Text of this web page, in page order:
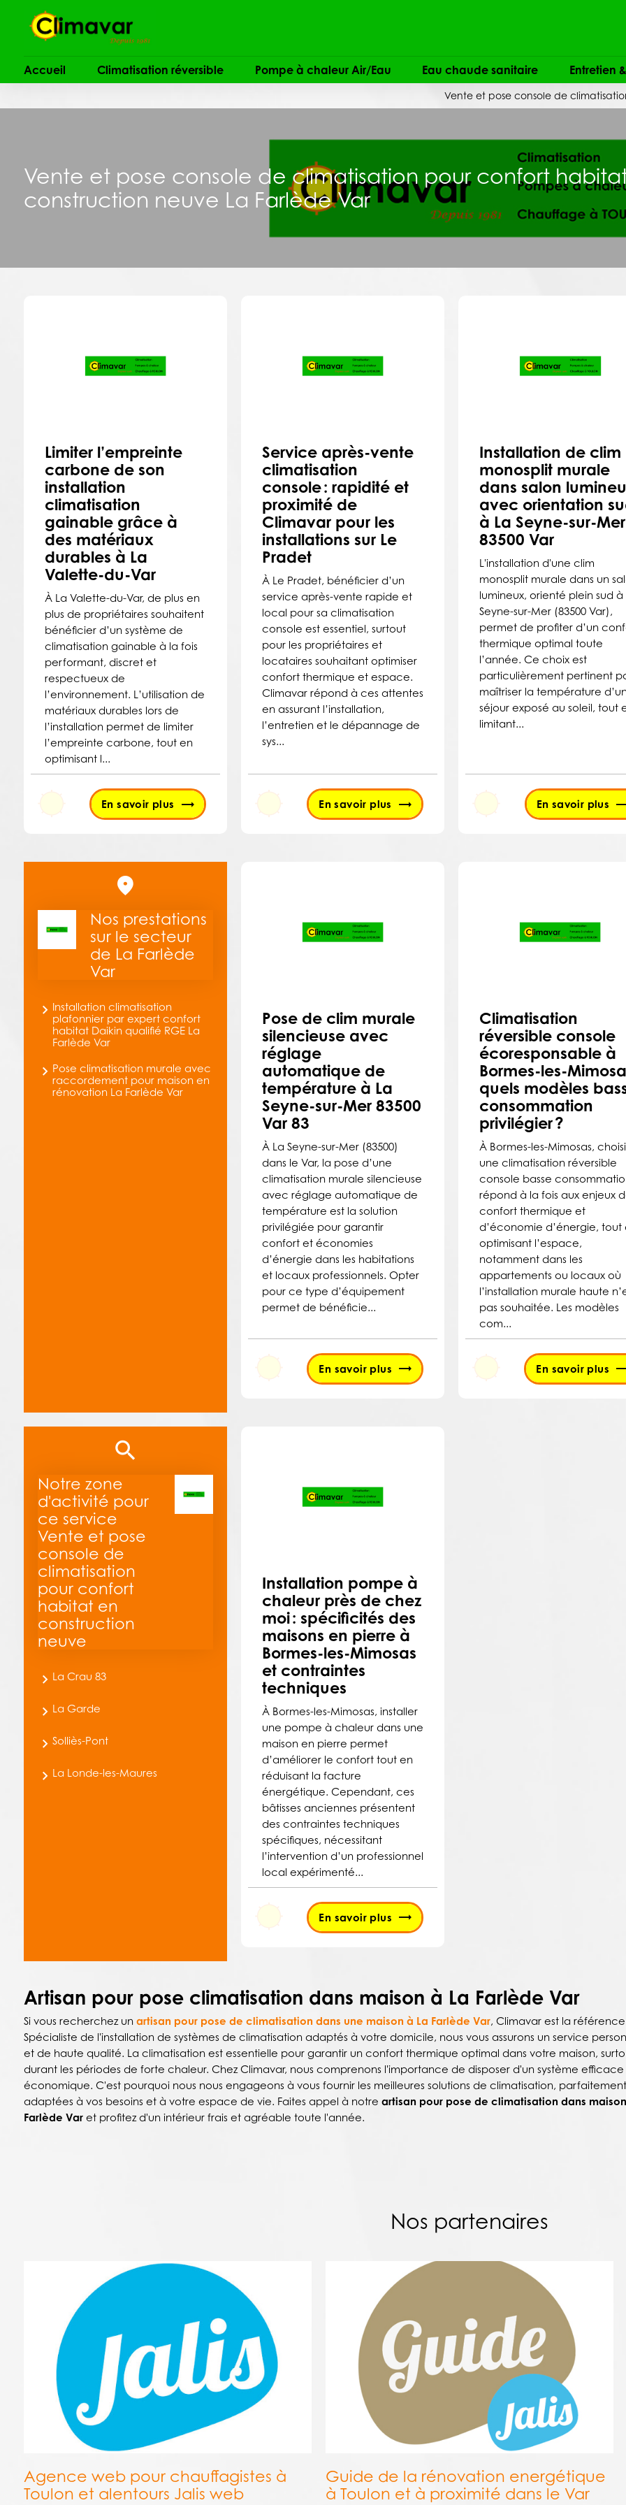
Accueil Climatisation réversible Pompe à chaleur Air/Eau Eau chaude sanitaire Entretien
Vente et pose console de
Vente et pose console de climatisation pour confort
construction neuve La Farlède Var
Limiter l’empreinte
carbone de son
installation
climatisation
gainable grâce à
des matériaux
durables à La
Valette-du-Var
À La Valette-du-Var, de plus en
plus de propriétaires souhaitent
bénéficier d’un système de
climatisation gainable à la fois
performant, discret et
respectueux de
l’environnement. L’utilisation de
matériaux durables lors de
l’installation permet de limiter
l’empreinte carbone, tout en
optimisant l...
En savoir plus
Service après-vente
climatisation
console : rapidité et
proximité de
Climavar pour les
installations sur Le
Pradet
À Le Pradet, bénéficier d’un
service après-vente rapide et
local pour sa climatisation
console est essentiel, surtout
pour les propriétaires et
locataires souhaitant optimiser
confort thermique et espace.
Climavar répond à ces attentes
en assurant l’installation,
l’entretien et le dépannage de
sys...
En savoir plus
Installation de clim
monosplit murale
dans salon
avec orientation
à La Seyne-sur-Mer
83500 Var
L'installation d'une clim
monosplit murale dans un
lumineux, orienté plein sud à
Seyne-sur-Mer (83500 Var),
permet de profiter d’un
thermique optimal toute
l’année. Ce choix est
particulièrement pertinent
maîtriser la température
séjour exposé au soleil, tout
limitant...
En savoir plus
Nos prestations
sur le secteur
de La Farlède
Var
Installation climatisation
plafonnier par expert confort
habitat Daikin qualifié RGE La
Farlède Var
Pose climatisation murale avec
raccordement pour maison en
rénovation La Farlède Var
Pose de clim murale
silencieuse avec
réglage
automatique de
température à La
Seyne-sur-Mer 83500
Var 83
À La Seyne-sur-Mer (83500)
dans le Var, la pose d’une
climatisation murale silencieuse
avec réglage automatique de
température est la solution
privilégiée pour garantir
confort et économies
d’énergie dans les habitations
et locaux professionnels. Opter
pour ce type d’équipement
permet de bénéficie...
En savoir plus
Climatisation
réversible console
écoresponsable à
Bormes-les-
quels modèles
consommation
privilégier ?
À Bormes-les-Mimosas,
une climatisation réversible
console basse
répond à la fois aux enjeux
confort thermique et
d’économie d’énergie, tout
optimisant l’espace,
notamment dans les
appartements ou locaux où
l’installation murale haute
pas souhaitée. Les modèles
com...
En savoir plus
Notre zone
d'activité pour
ce service
Vente et pose
console de
climatisation
pour confort
habitat en
construction
neuve
La Crau 83
La Garde
Solliès-Pont
La Londe-les-Maures
Installation pompe à
chaleur près de chez
moi : spécificités des
maisons en pierre à
Bormes-les-Mimosas
et contraintes
techniques
À Bormes-les-Mimosas, installer
une pompe à chaleur dans une
maison en pierre permet
d’améliorer le confort tout en
réduisant la facture
énergétique. Cependant, ces
bâtisses anciennes présentent
des contraintes techniques
spécifiques, nécessitant
l’intervention d’un professionnel
local expérimenté...
En savoir plus
Artisan pour pose climatisation dans maison à La Farlède Var
Si vous recherchez un artisan pour pose de climatisation dans une maison à La Farlède Var, Climavar est la
Spécialiste de l'installation de systèmes de climatisation adaptés à votre domicile, nous vous assurons un service
et de haute qualité. La climatisation est essentielle pour garantir un confort thermique optimal dans votre maison,
durant les périodes de forte chaleur. Chez Climavar, nous comprenons l'importance de disposer d'un système
économique. C'est pourquoi nous nous engageons à vous fournir les meilleures solutions de climatisation, parfaitement
adaptées à vos besoins et à votre espace de vie. Faites appel à notre artisan pour pose de climatisation dans
Farlède Varet profitez d'un intérieur frais et agréable toute l'année.
Nos partenaires
Agence web pour chauffagistes à
Toulon et alentours Jalis web
Guide de la rénovation energétique
à Toulon et à proximité dans le Var